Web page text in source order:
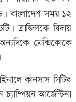
বাংলাদেশ সময় ১২
ব্রাজিলকে বিদায়
মেক্সিকোকে
কানসাস সিটির
আর্জেন্টিনা